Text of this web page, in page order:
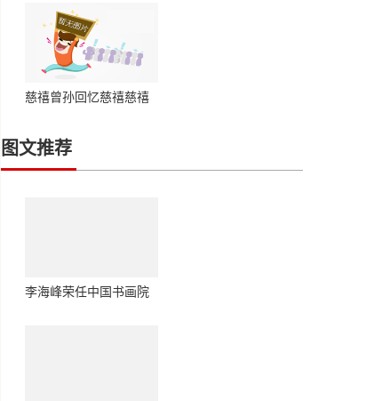
慈禧曾孙回忆慈禧慈禧
图文推荐
李海峰荣任中国书画院